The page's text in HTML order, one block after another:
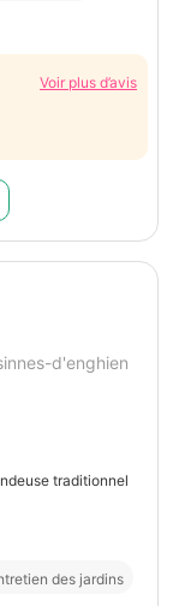
Voir plus d’avis
d'enghien
traditionnel
des jardins